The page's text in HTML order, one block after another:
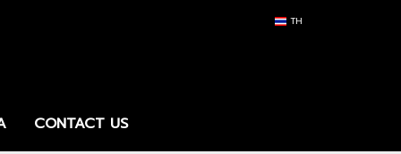
TH
CONTACT US